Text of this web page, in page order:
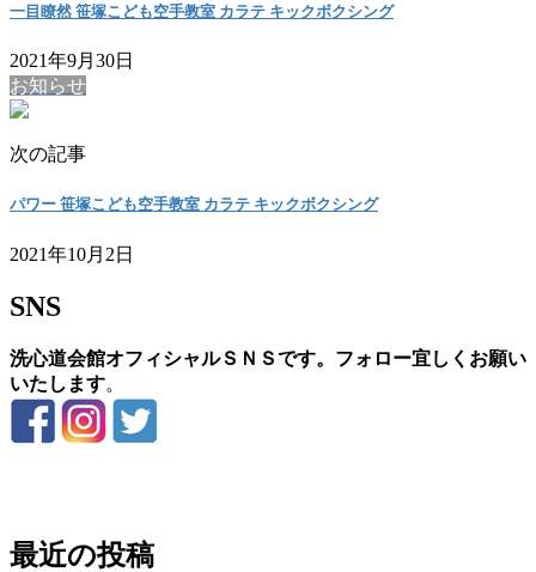
一目瞭然 笹塚こども空手教室 カラテ キックボクシング
2021年9月30日
お知らせ
次の記事
パワー 笹塚こども空手教室 カラテ キックボクシング
2021年10月2日
SNS
洗心道会館オフィシャルＳＮＳです。フォロー宜しくお願い
いたします。
最近の投稿